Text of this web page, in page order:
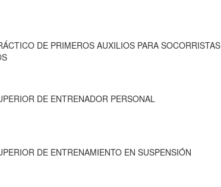
DE PRIMEROS AUXILIOS PARA SOCORRISTAS
DE ENTRENADOR PERSONAL
DE ENTRENAMIENTO EN SUSPENSIÓN